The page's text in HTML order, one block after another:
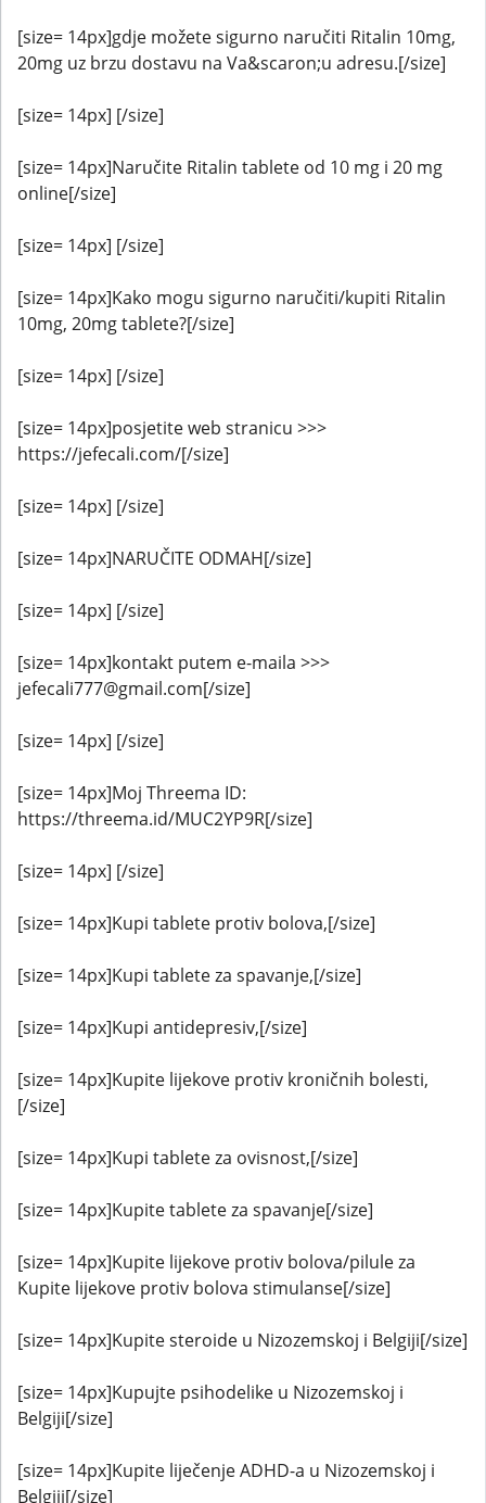
[size= 14px]gdje možete sigurno naručiti Ritalin 10mg,
20mg uz brzu dostavu na Va&scaron;u adresu.[/size]
[size= 14px] [/size]
[size= 14px]Naručite Ritalin tablete od 10 mg i 20 mg
online[/size]
[size= 14px] [/size]
[size= 14px]Kako mogu sigurno naručiti/kupiti Ritalin
10mg, 20mg tablete?[/size]
[size= 14px] [/size]
[size= 14px]posjetite web stranicu >>>
https://jefecali.com/[/size]
[size= 14px] [/size]
[size= 14px]NARUČITE ODMAH[/size]
[size= 14px] [/size]
[size= 14px]kontakt putem e-maila >>>
jefecali777@gmail.com[/size]
[size= 14px] [/size]
[size= 14px]Moj Threema ID:
https://threema.id/MUC2YP9R[/size]
[size= 14px] [/size]
[size= 14px]Kupi tablete protiv bolova,[/size]
[size= 14px]Kupi tablete za spavanje,[/size]
[size= 14px]Kupi antidepresiv,[/size]
[size= 14px]Kupite lijekove protiv kroničnih bolesti,
[/size]
[size= 14px]Kupi tablete za ovisnost,[/size]
[size= 14px]Kupite tablete za spavanje[/size]
[size= 14px]Kupite lijekove protiv bolova/pilule za
Kupite lijekove protiv bolova stimulanse[/size]
[size= 14px]Kupite steroide u Nizozemskoj i Belgiji[/size]
[size= 14px]Kupujte psihodelike u Nizozemskoj i
Belgiji[/size]
[size= 14px]Kupite liječenje ADHD-a u Nizozemskoj i
Belgiji[/size]